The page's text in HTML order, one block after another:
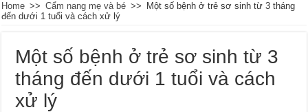
Home >> Cẩm nang mẹ và bé >>
Một số bệnh ở trẻ sơ sinh từ 3 tháng
đến dưới 1 tuổi và cách xử lý
Một số bệnh ở trẻ sơ sinh từ 3
tháng đến dưới 1 tuổi và cách
xử lý